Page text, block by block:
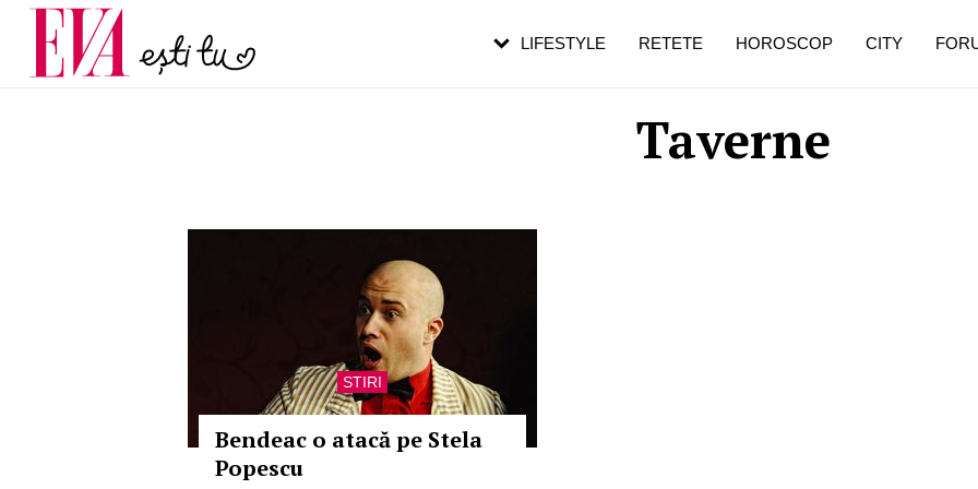
Taverne
STIRI
Bendeac o atacă pe Stela
Popescu
LIFESTYLE RETETE HOROSCOP CITY
Carieră
Actualitate
pe măsură ce înaintezi în vârstă